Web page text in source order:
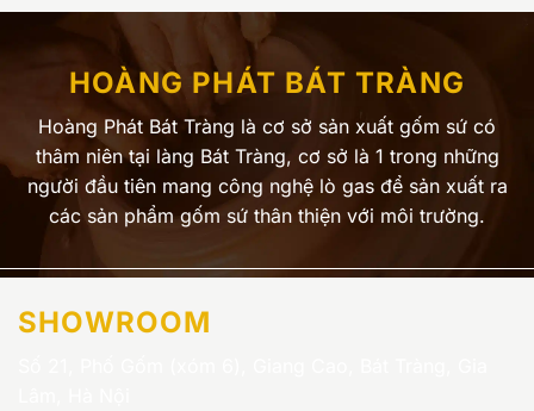
5.600.000 ₫.
HOÀNG PHÁT BÁT TRÀNG
Hoàng Phát Bát Tràng là cơ sở sản xuất gốm sứ có
thâm niên tại làng Bát Tràng, cơ sở là 1 trong những
người đầu tiên mang công nghệ lò gas để sản xuất ra
các sản phẩm gốm sứ thân thiện với môi trường.
SHOWROOM